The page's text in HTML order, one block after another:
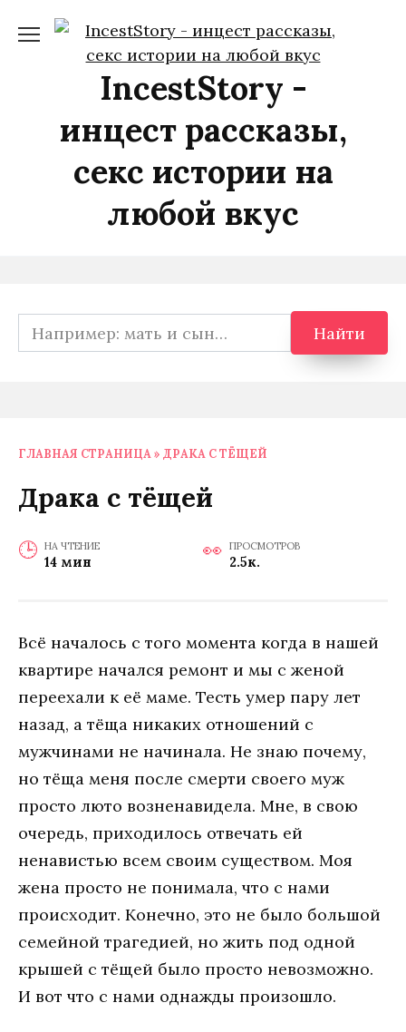
содержанию
IncestStory -
инцест рассказы,
секс истории на
любой вкус
Search
for:
Найти
ГЛАВНАЯ СТРАНИЦА » ДРАКА С ТЁЩЕЙ
Драка с тёщей
НА ЧТЕНИЕ
14 мин
ПРОСМОТРОВ
2.5к.
Всё началось с того момента когда в нашей
квартире начался ремонт и мы с женой
переехали к её маме. Тесть умер пару лет
назад, а тёща никаких отношений с
мужчинами не начинала. Не знаю почему,
но тёща меня после смерти своего муж
просто люто возненавидела. Мне, в свою
очередь, приходилось отвечать ей
ненавистью всем своим существом. Моя
жена просто не понимала, что с нами
происходит. Конечно, это не было большой
семейной трагедией, но жить под одной
крышей с тёщей было просто невозможно.
И вот что с нами однажды произошло.